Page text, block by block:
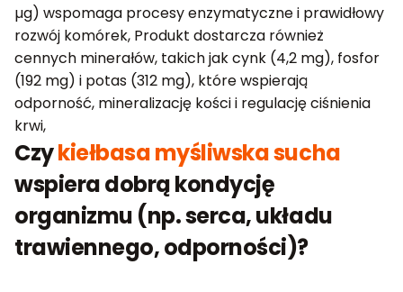
µg) wspomaga procesy enzymatyczne i prawidłowy
rozwój komórek, Produkt dostarcza również
cennych minerałów, takich jak cynk (4,2 mg), fosfor
(192 mg) i potas (312 mg), które wspierają
odporność, mineralizację kości i regulację ciśnienia
krwi,
Czykiełbasa myśliwska sucha
wspiera dobrą kondycję
organizmu (np. serca, układu
trawiennego, odporności)?